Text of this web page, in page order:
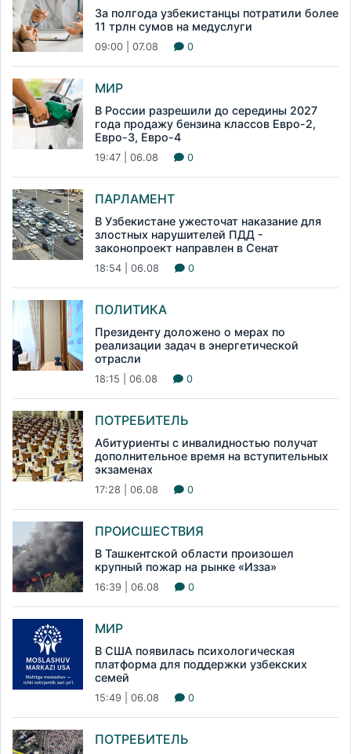
За полгода узбекистанцы потратили более
11 трлн сумов на медуслуги
09:00 | 07.08 0
МИР
В России разрешили до середины 2027
года продажу бензина классов Евро-2,
Евро-3, Евро-4
19:47 | 06.08 0
ПАРЛАМЕНТ
В Узбекистане ужесточат наказание для
злостных нарушителей ПДД -
законопроект направлен в Сенат
18:54 | 06.08 0
ПОЛИТИКА
Президенту доложено о мерах по
реализации задач в энергетической
отрасли
18:15 | 06.08 0
ПОТРЕБИТЕЛЬ
Абитуриенты с инвалидностью получат
дополнительное время на вступительных
экзаменах
17:28 | 06.08 0
ПРОИСШЕСТВИЯ
В Ташкентской области произошел
крупный пожар на рынке «Изза»
16:39 | 06.08 0
МИР
В США появилась психологическая
платформа для поддержки узбекских
семей
15:49 | 06.08 0
ПОТРЕБИТЕЛЬ